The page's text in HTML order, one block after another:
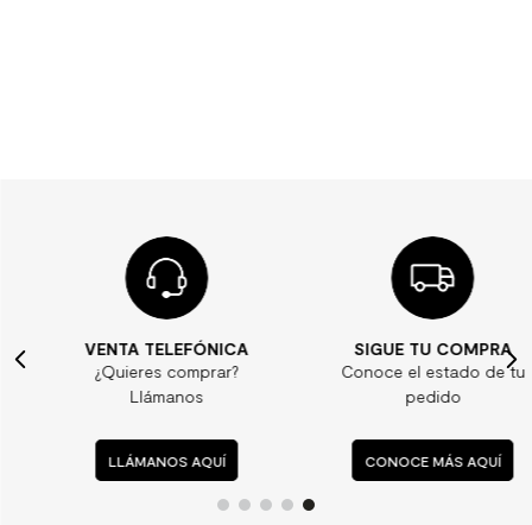
VENTA TELEFÓNICA
¿Quieres comprar?
Llámanos
LLÁMANOS AQUÍ
SIGUE TU COMPRA
Conoce el estado de tu
pedido
CONOCE MÁS AQUÍ